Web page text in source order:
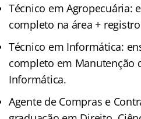
Técnico em Agropecuária:
completo na área + registro
Técnico em Informática:
completo em Manutenção
Informática.
Agente de Compras e